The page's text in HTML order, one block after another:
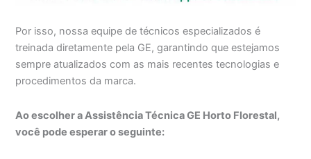
Por isso, nossa equipe de técnicos especializados é
treinada diretamente pela GE, garantindo que estejamos
sempre atualizados com as mais recentes tecnologias e
procedimentos da marca.
Ao escolher a Assistência Técnica GE Horto Florestal,
você pode esperar o seguinte: